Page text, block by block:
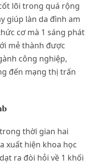
lõi trong quá rộng
giúp làn da đình am
cơ mà 1 sáng phát
mẻ thành được
công nghiệp,
đến mạng thị trấn
thời gian hai
xuất hiện khoa học
ra đòi hỏi về 1 khối